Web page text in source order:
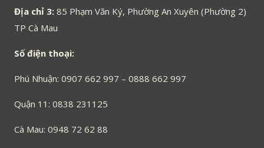
Địa chỉ 3: 85 Phạm Văn Ký, Phường An Xuyên (Phường 2)
TP Cà Mau
Số điện thoại:
Phú Nhuận: 0907 662 997 – 0888 662 997
Quận 11: 0838 231125
Cà Mau: 0948 72 62 88